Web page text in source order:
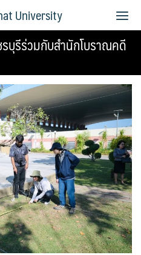
University
บุรีร่วมกับสำนักโบราณคดี